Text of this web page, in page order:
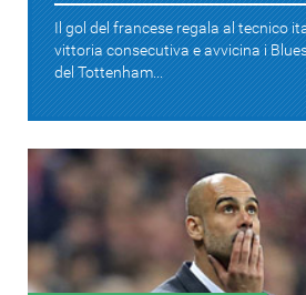
Il gol del francese regala al tecnico
vittoria consecutiva e avvicina i
del Tottenham...